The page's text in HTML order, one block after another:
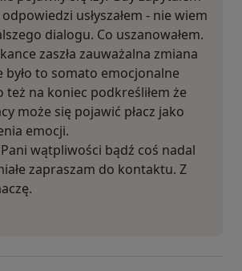
odpowiedzi usłyszałem - nie wiem
dialogu. Co uszanowałem.
zaszła zauważalna zmiana
było to somato emocjonalne
też na koniec podkreśliłem że
może się pojawić płacz jako
emocji.
wątpliwości bądź coś nadal
zapraszam do kontaktu. Z